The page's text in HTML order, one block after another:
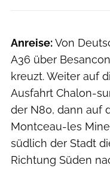
Anreise:Von
A36 über
kreuzt. Weiter auf
Ausfahrt Chalon-
der N80, dann auf
Montceau-les
südlich der Stadt
Richtung Süden